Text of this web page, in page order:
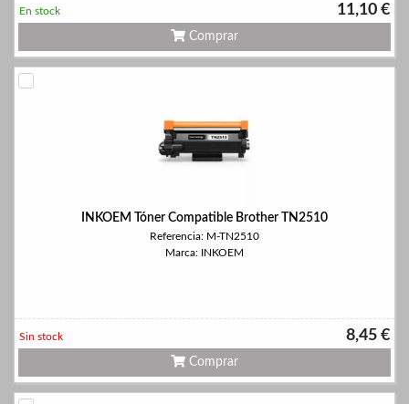
11,10 €
En stock
Comprar
INKOEM Tóner Compatible Brother TN2510
Referencia: M-TN2510
Marca: INKOEM
8,45 €
Sin stock
Comprar